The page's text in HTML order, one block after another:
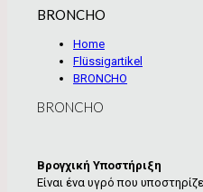
BRONCHO
Home
Flüssigartikel
BRONCHO
BRONCHO
Βρογχική Υποστήριξη
Είναι ένα υγρό που